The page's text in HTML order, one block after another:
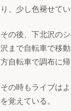
り、少し色褪せて
その後、下北沢の
沢まで自転車で移
方自転車で調布に帰
その時もライブは
を覚えている。